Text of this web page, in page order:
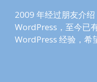
2009 年经过朋友介
WordPress，至今已
WordPress 经验，希